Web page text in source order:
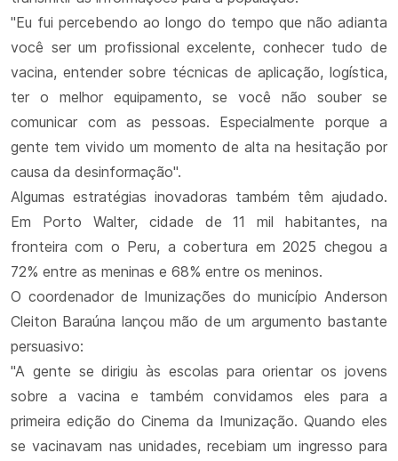
"Eu fui percebendo ao longo do tempo que não adianta
você ser um profissional excelente, conhecer tudo de
vacina, entender sobre técnicas de aplicação, logística,
ter o melhor equipamento, se você não souber se
comunicar com as pessoas. Especialmente porque a
gente tem vivido um momento de alta na hesitação por
causa da desinformação".
Algumas estratégias inovadoras também têm ajudado.
Em Porto Walter, cidade de 11 mil habitantes, na
fronteira com o Peru, a cobertura em 2025 chegou a
72% entre as meninas e 68% entre os meninos.
O coordenador de Imunizações do município Anderson
Cleiton Baraúna lançou mão de um argumento bastante
persuasivo:
"A gente se dirigiu às escolas para orientar os jovens
sobre a vacina e também convidamos eles para a
primeira edição do Cinema da Imunização. Quando eles
se vacinavam nas unidades, recebiam um ingresso para